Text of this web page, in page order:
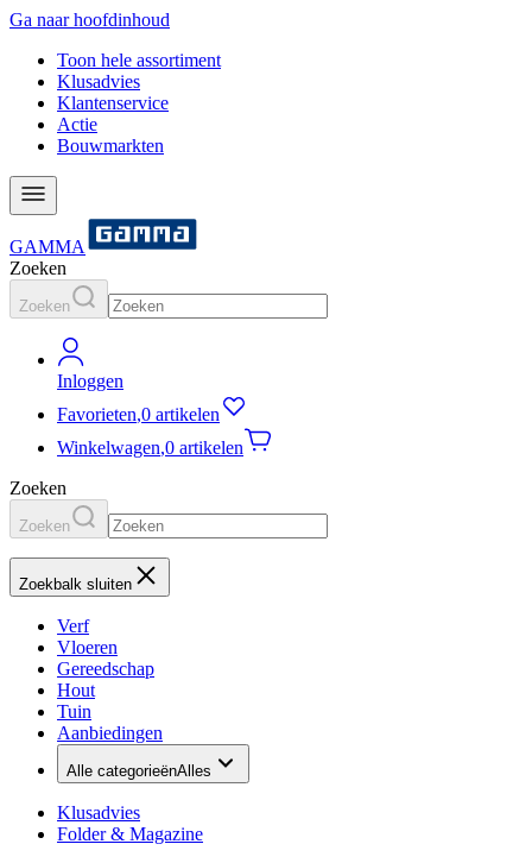
Ga naar hoofdinhoud
Toon hele assortiment
Klusadvies
Klantenservice
Actie
Bouwmarkten
GAMMA
Zoeken
Zoeken
Inloggen
Favorieten,0 artikelen
Winkelwagen,0 artikelen
Zoeken
Zoeken
Zoekbalk sluiten
Verf
Vloeren
Gereedschap
Hout
Tuin
Aanbiedingen
Alle categorieënAlles
Klusadvies
Folder & Magazine